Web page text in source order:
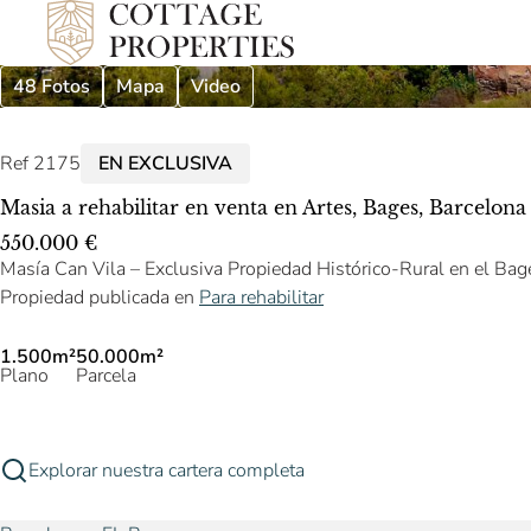
48 Fotos Mapa Video
Ref 2175 EN EXCLUSIVA
Masia a rehabilitar en venta en Artes, Bages, Barcelona
550.000 €
Masía Can Vila – Exclusiva Propiedad Histórico-Rural en el
Propiedad publicada en Para rehabilitar
1.500m²
Plano
50.000m²
Parcela
Explorar nuestra cartera completa